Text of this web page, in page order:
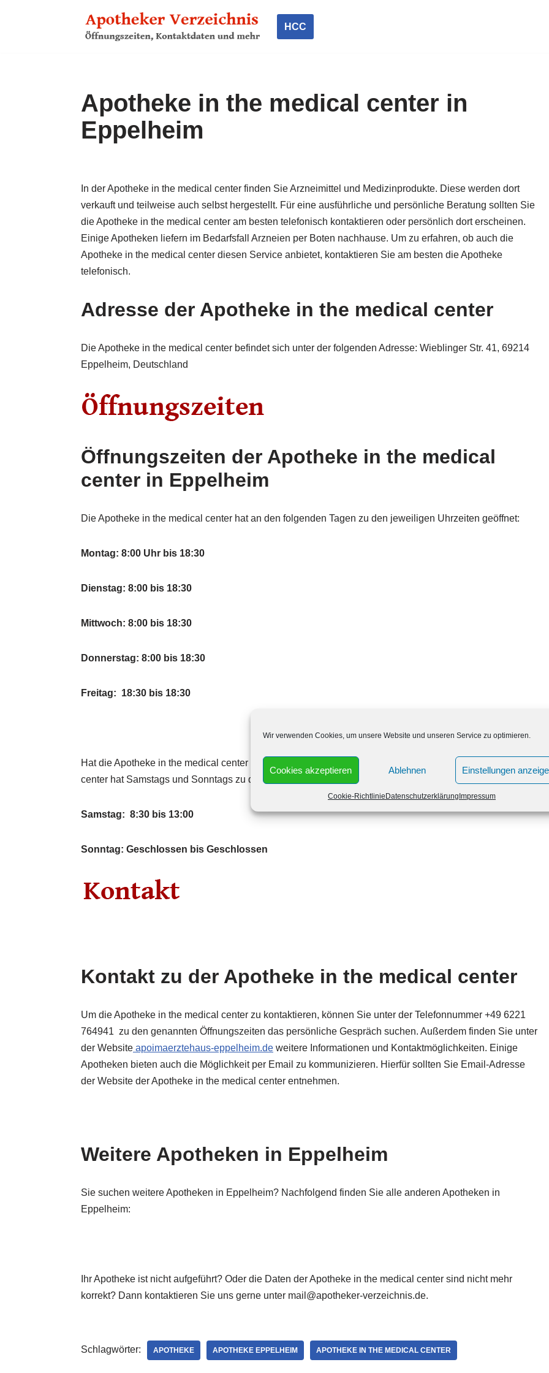
Wir verwenden Cookies, um unsere Website und unseren Service zu optimieren.
Cookies akzeptieren Ablehnen Einstellungen
Cookie-Richtlinie Datenschutzerklärung Impressum
HCC
Apotheke in the medical center in
Eppelheim
In der Apotheke in the medical center finden Sie Arzneimittel und Medizinprodukte. Diese werden dort
verkauft und teilweise auch selbst hergestellt. Für eine ausführliche und persönliche Beratung sollten Sie
die Apotheke in the medical center am besten telefonisch kontaktieren oder persönlich dort erscheinen.
Einige Apotheken liefern im Bedarfs­fall Arzneien per Boten nachhause. Um zu erfahren, ob auch die
Apotheke in the medical center diesen Service anbietet, kontaktieren Sie am besten die Apotheke
telefonisch.
Adresse der Apotheke in the medical center
Die Apotheke in the medical center befindet sich unter der folgenden Adresse: Wieblinger Str. 41, 69214
Eppelheim, Deutschland
Öffnungszeiten der Apotheke in the medical
center in Eppelheim
Die Apotheke in the medical center hat an den folgenden Tagen zu den jeweiligen Uhrzeiten geöffnet:
Montag: 8:00 Uhr bis 18:30
Dienstag: 8:00 bis 18:30
Mittwoch: 8:00 bis 18:30
Donnerstag: 8:00 bis 18:30
Freitag: 18:30 bis 18:30
Hat die Apotheke in the medical center auch am Wochenende geöffnet? Die Apotheke in the medical
center hat Samstags und Sonntags zu den folgenden Uhrzeiten geöffnet:
Samstag: 8:30 bis 13:00
Sonntag: Geschlossen bis Geschlossen
Kontakt zu der Apotheke in the medical center
Um die Apotheke in the medical center zu kontaktieren, können Sie unter der Telefonnummer +49 6221
764941 zu den genannten Öffnungszeiten das persönliche Gespräch suchen. Außerdem finden Sie unter
der Website apoimaerztehaus-eppelheim.de weitere Informationen und Kontaktmöglichkeiten. Einige
Apotheken bieten auch die Möglichkeit per Email zu kommunizieren. Hierfür sollten Sie Email-Adresse
der Website der Apotheke in the medical center entnehmen.
Weitere Apotheken in Eppelheim
Sie suchen weitere Apotheken in Eppelheim? Nachfolgend finden Sie alle anderen Apotheken in
Eppelheim:
Ihr Apotheke ist nicht aufgeführt? Oder die Daten der Apotheke in the medical center sind nicht mehr
korrekt? Dann kontaktieren Sie uns gerne unter mail@apotheker-verzeichnis.de.
Schlagwörter: APOTHEKE APOTHEKE EPPELHEIM APOTHEKE IN THE MEDICAL CENTER